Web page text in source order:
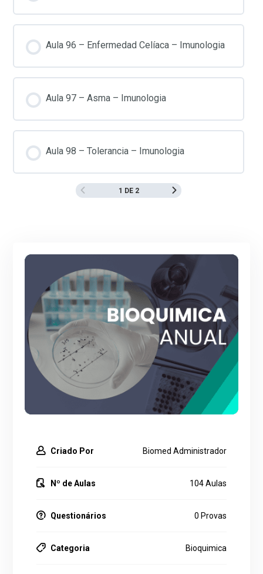
Aula 96 – Enfermedad Celíaca – Imunologia
Aula 97 – Asma – Imunologia
Aula 98 – Tolerancia – Imunologia
1 DE 2
Criado Por Biomed Administrador
Nº de Aulas 104 Aulas
Questionários 0 Provas
Categoria Bioquimica